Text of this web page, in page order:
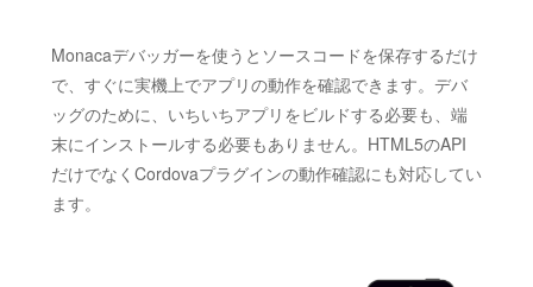
Monacaデバッガーを使うとソースコードを保存するだけ
で、すぐに実機上でアプリの動作を確認できます。デバ
ッグのために、いちいちアプリをビルドする必要も、端
末にインストールする必要もありません。HTML5のAPI
だけでなくCordovaプラグインの動作確認にも対応してい
ます。